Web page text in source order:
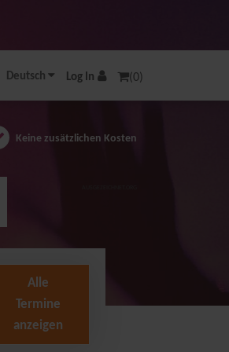
Deutsch Log In (0)
Keine zusätzlichen Kosten
Alle
Termine
anzeigen